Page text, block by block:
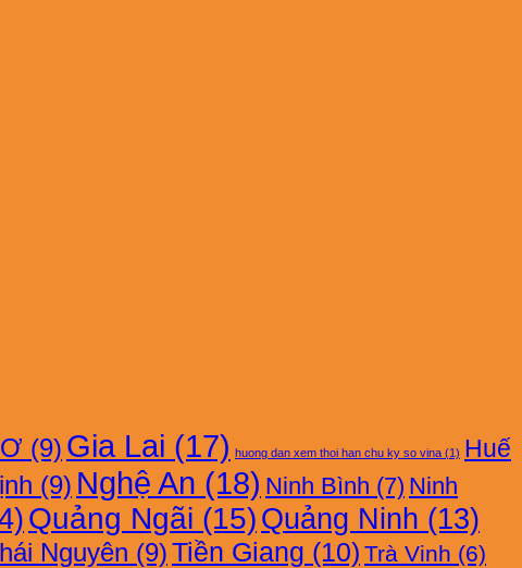
(9) Gia Lai (17) huong dan xem thoi han chu ky so vina (1) Huế
(9) Nghệ An (18) Ninh Bình (7) Ninh
Quảng Ngãi (15) Quảng Ninh (13)
Nguyên (9)Tiền Giang (10) Trà Vinh (6)